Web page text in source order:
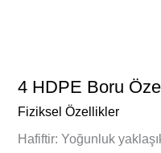
4 HDPE Boru
Fiziksel Özellikler
Hafiftir: Yoğunluk